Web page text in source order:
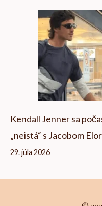
Kendall Jenner sa
„neistá“ s Jacobom
29. júla 2026